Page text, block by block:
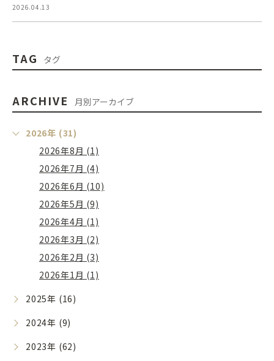
2026.04.13
TAG タグ
ARCHIVE 月別アーカイブ
2026年 (31)
2026年8月 (1)
2026年7月 (4)
2026年6月 (10)
2026年5月 (9)
2026年4月 (1)
2026年3月 (2)
2026年2月 (3)
2026年1月 (1)
2025年 (16)
2024年 (9)
2023年 (62)